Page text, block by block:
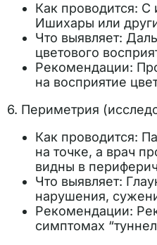
Как проводится: С
Ишихары или
Что выявляет:
цветового
Рекомендации:
на восприятие
6. Периметрия
Как проводится:
на точке, а врач
видны в
Что выявляет:
нарушения,
Рекомендации:
симптомах